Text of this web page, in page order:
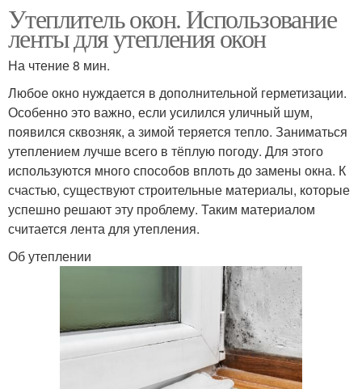
Утеплитель окон. Использование
ленты для утепления окон
На чтение 8 мин.
Любое окно нуждается в дополнительной герметизации.
Особенно это важно, если усилился уличный шум,
появился сквозняк, а зимой теряется тепло. Заниматься
утеплением лучше всего в тёплую погоду. Для этого
используются много способов вплоть до замены окна. К
счастью, существуют строительные материалы, которые
успешно решают эту проблему. Таким материалом
считается лента для утепления.
Об утеплении